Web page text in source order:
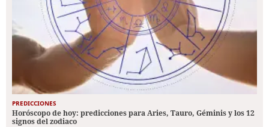
PREDICCIONES
Horóscopo de hoy: predicciones para Aries, Tauro, Géminis y los 12
signos del zodiaco